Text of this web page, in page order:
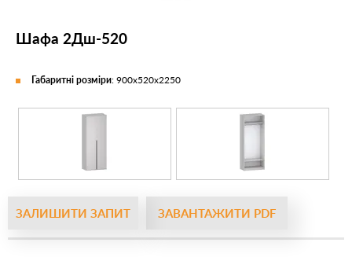
Шафа 2Дш-520
ЗАЛИШИТИ ЗАПИТ ЗАВАНТАЖИТИ PDF
Габаритні розміри: 900х520х2250